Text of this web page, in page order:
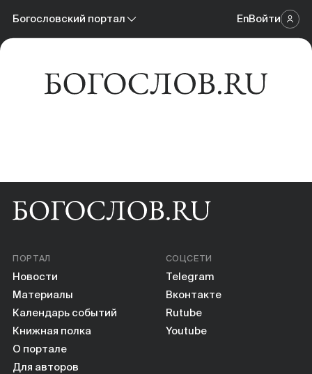
Богословский портал
Богословский портал
EnВойти
Новости
Научные инструменты
ПОРТАЛ
Новости
Материалы
Календарь событий
Книжная полка
О портале
Для авторов
СОЦСЕТИ
Telegram
Вконтакте
Rutube
Youtube